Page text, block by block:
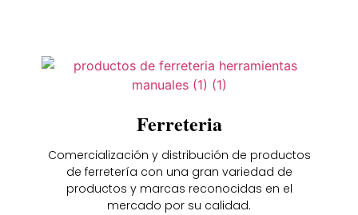
Ferreteria
Comercialización y distribución de productos
de ferretería con una gran variedad de
productos y marcas reconocidas en el
mercado por su calidad.